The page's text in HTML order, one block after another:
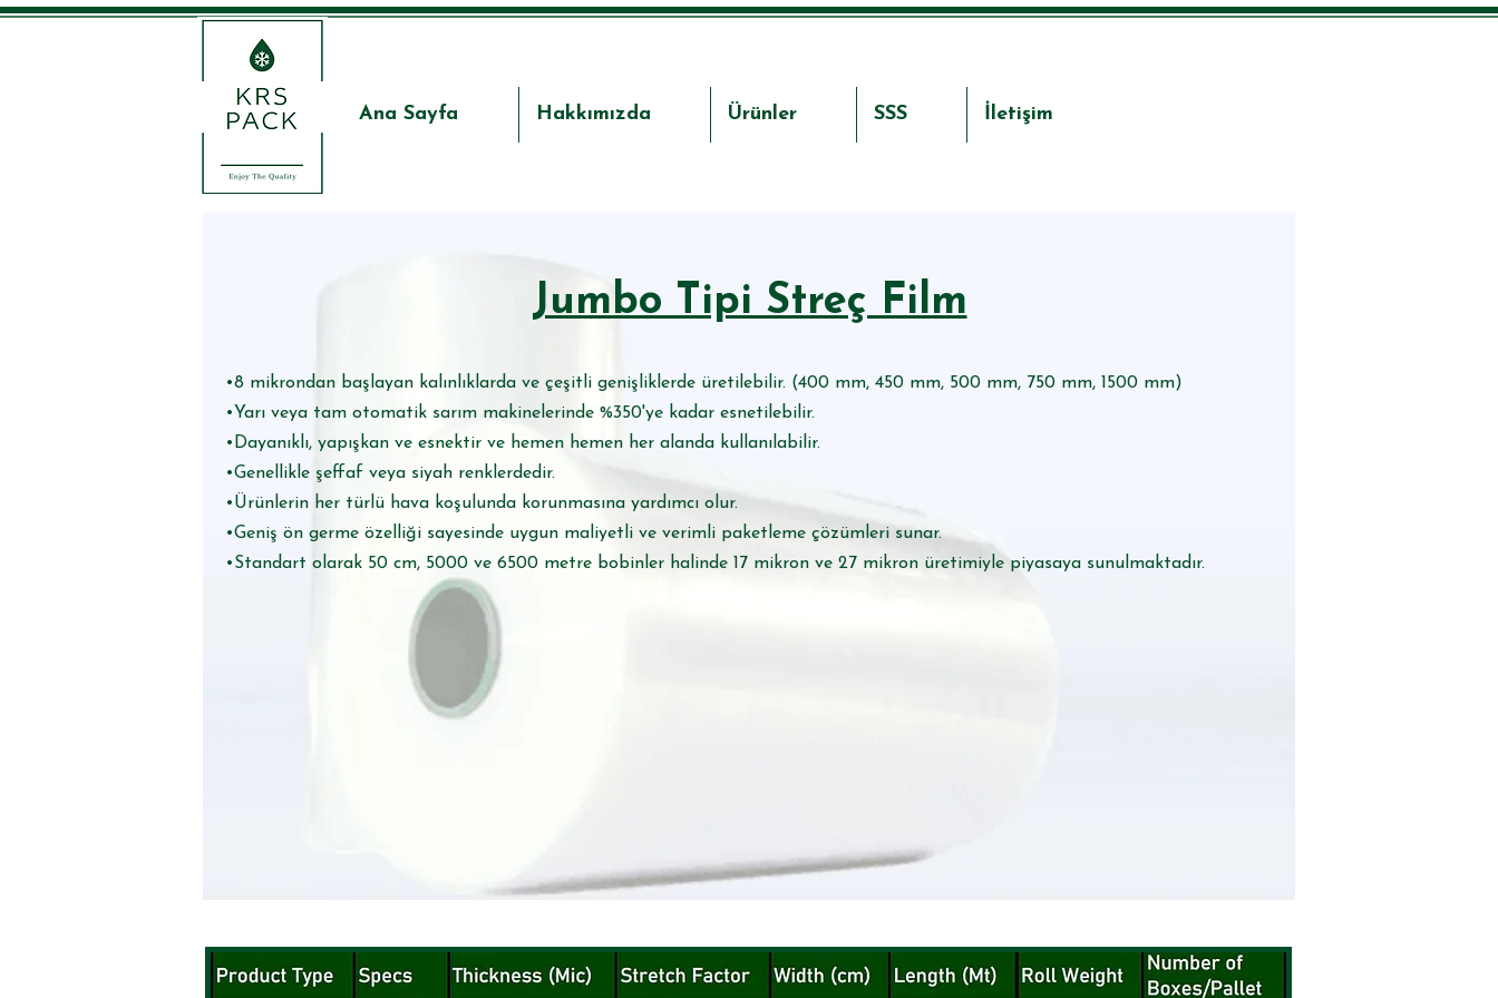
Ana Sayfa Hakkımızda Ürünler SSS İletişim
Jumbo Tipi Streç Film
​•8 mikrondan başlayan kalınlıklarda ve çeşitli genişliklerde üretilebilir. (400 mm, 450 mm, 500 mm, 750 mm, 1500 mm)
•Yarı veya tam otomatik sarım makinelerinde %350'ye kadar esnetilebilir.
•Dayanıklı, yapışkan ve esnektir ve hemen hemen her alanda kullanılabilir.
•Genellikle şeffaf veya siyah renklerdedir.
•Ürünlerin her türlü hava koşulunda korunmasına yardımcı olur.
•Geniş ön germe özelliği sayesinde uygun maliyetli ve verimli paketleme çözümleri sunar.
•Standart olarak 50 cm, 5000 ve 6500 metre bobinler halinde 17 mikron ve 27 mikron üretimiyle piyasaya sunulmaktadır.